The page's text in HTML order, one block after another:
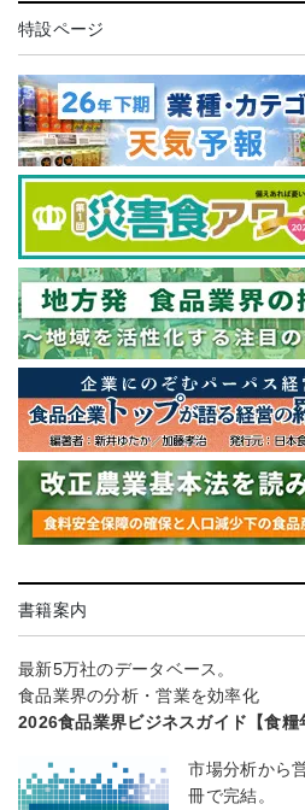
特設ページ
書籍案内
最新5万社のデータベース。
食品業界の分析・営業を効率化
2026食品業界ビジネスガイド【食糧
市場分析から
冊で完結。